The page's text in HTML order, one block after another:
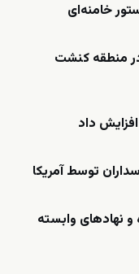
خامنه‌ای
در منطقه کنشت
داد
توسط آمریکا
نهادهای وابسته